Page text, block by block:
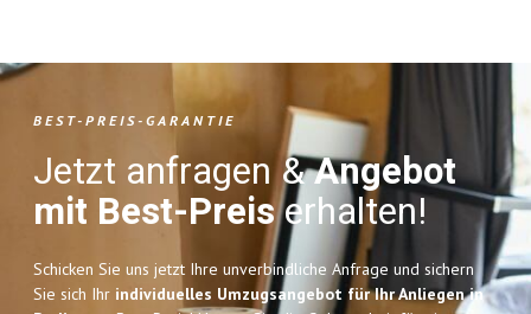
BEST-PREIS-GARANTIE
Jetzt anfragen &Angebot
mit Best-Preiserhalten!
Schicken Sie uns jetzt Ihre unverbindliche Anfrage und sichern
Sie sich Ihr individuelles Umzugsangebot für Ihr Anliegen in